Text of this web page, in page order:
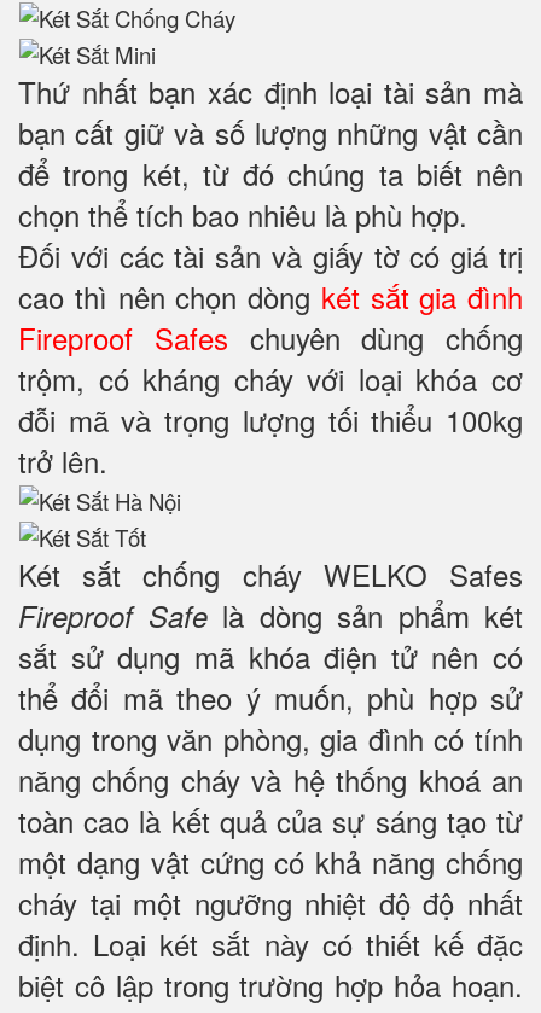
Thứ nhất bạn xác định loại tài sản mà
bạn cất giữ và số lượng những vật cần
để trong két, từ đó chúng ta biết nên
chọn thể tích bao nhiêu là phù hợp.
Đối với các tài sản và giấy tờ có giá trị
cao thì nên chọn dòng két sắt gia đình
Fireproof Safes chuyên dùng chống
trộm, có kháng cháy với loại khóa cơ
đỗi mã và trọng lượng tối thiểu 100kg
trở lên.
Két sắt chống cháy WELKO Safes
Fireproof Safelà dòng sản phẩm két
sắt sử dụng mã khóa điện tử nên có
thể đổi mã theo ý muốn, phù hợp sử
dụng trong văn phòng, gia đình có tính
năng chống cháy và hệ thống khoá an
toàn cao là kết quả của sự sáng tạo từ
một dạng vật cứng có khả năng chống
cháy tại một ngưỡng nhiệt độ độ nhất
định. Loại két sắt này có thiết kế đặc
biệt cô lập trong trường hợp hỏa hoạn.